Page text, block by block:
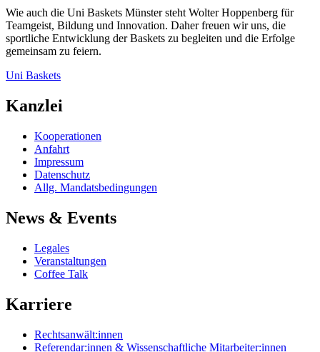
Wie auch die Uni Baskets Münster steht Wolter Hoppenberg für
Teamgeist, Bildung und Innovation. Daher freuen wir uns, die
sportliche Entwicklung der Baskets zu begleiten und die Erfolge
gemeinsam zu feiern.
Uni Baskets
Kanzlei
Kooperationen
Anfahrt
Impressum
Datenschutz
Allg. Mandatsbedingungen
News & Events
Legales
Veranstaltungen
Coffee Talk
Karriere
Rechtsanwält:innen
Referendar:innen & Wissenschaftliche Mitarbeiter:innen